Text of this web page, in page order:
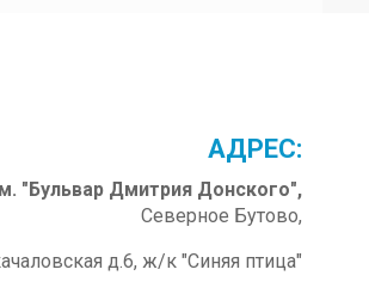
АДРЕС:
"Бульвар Дмитрия Донского",
Северное Бутово,
д.6, ж/к "Синяя птица"